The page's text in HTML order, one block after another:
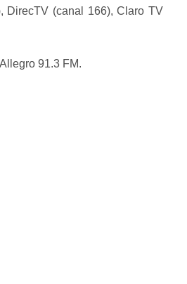
DirecTV (canal 166), Claro TV
91.3 FM.